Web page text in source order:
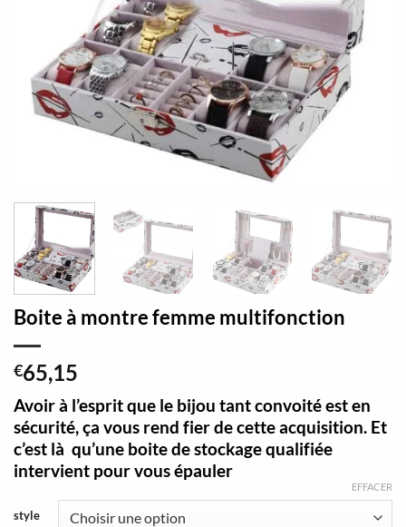
Boite à montre femme multifonction
€65,15
Avoir à l’esprit que le bijou tant convoité est en
sécurité, ça vous rend fier de cette acquisition. Et
c’est là qu’une boite de stockage qualifiée
intervient pour vous épauler
style
EFFACER